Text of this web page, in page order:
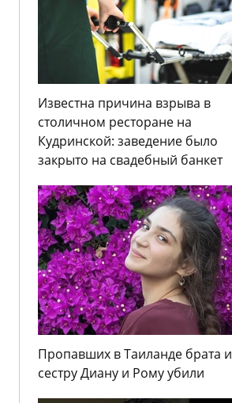
Известна причина взрыва в
столичном ресторане на
Кудринской: заведение было
закрыто на свадебный банкет
Пропавших в Таиланде брата и
сестру Диану и Рому убили